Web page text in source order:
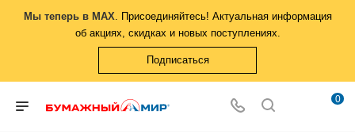
Мы теперь в MAX. Присоединяйтесь! Актуальная информация
об акциях, скидках и новых поступлениях.
Подписаться
0